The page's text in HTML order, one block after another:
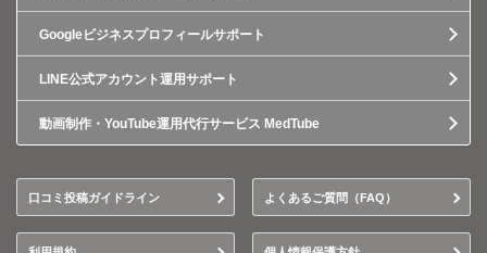
Googleビジネスプロフィールサポート
LINE公式アカウント運用サポート
動画制作・YouTube運用代行サービス MedTube
口コミ投稿ガイドライン よくあるご質問（FAQ）